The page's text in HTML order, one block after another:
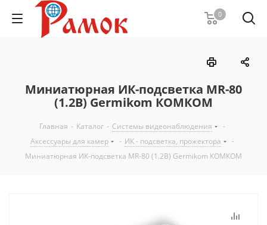
0
Миниатюрная ИК-подсветка MR-80
(1.2B) Germikom КОМКОМ
Главная - Каталог - Системы видеонаблюдения
-
Аксессуары для камер
- ИК - подсветка, прожектора
-
Миниатюрная ИК-подсветка MR-80 (1.2B) Germikom КОМКОМ